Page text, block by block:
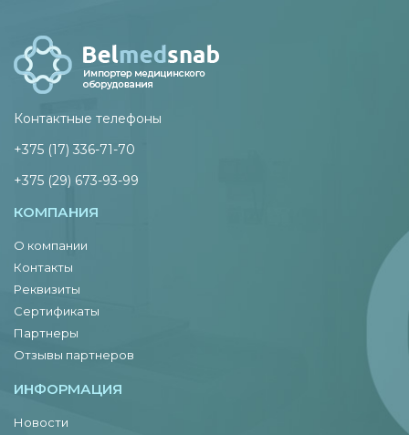
Контактные телефоны
+375 (17) 336-71-70
+375 (29) 673-93-99
КОМПАНИЯ
О компании
Контакты
Реквизиты
Сертификаты
Партнеры
Отзывы партнеров
ИНФОРМАЦИЯ
Новости